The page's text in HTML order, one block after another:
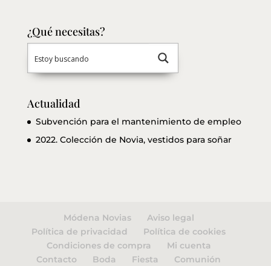
¿Qué necesitas?
Actualidad
Subvención para el mantenimiento de empleo
2022. Colección de Novia, vestidos para soñar
Módena Novias
Aviso legal
Política de privacidad
Política de cookies
Condiciones de compra
Mi cuenta
Contacto
Boda Fiesta Comunión